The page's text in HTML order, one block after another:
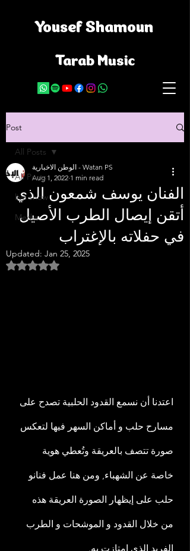
Yousef Shamoun
Tarab Music
Post
All Posts
live show
Media
All Posts
الفنان يوسف شمعون الذي
أتقن إيصال الطرب الأصيل
في حفلاته بالإغتراب
الوطن الاخبارية - Watan PS
Aug 1, 2022 1 min read
Updated: Jan 25, 2025
Rated NaN out of 5 stars.
اعتدنا أن نسمع القدود الحلبية تصدح على
مسارح حلب و أماكن السهر فيها لتعكس
صورة تتصف بالعريقة وتُعطي هوية
خاصة عن الشهباء, ومن هنا عمل فنانو
حلب على إيظهار الصورة العريقة هذه
من خلال القدود و الموشحات و الطرب
الفريد الذي امتازت به.